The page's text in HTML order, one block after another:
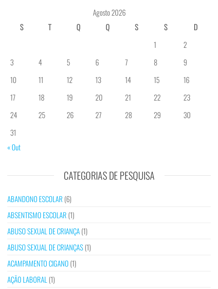
Agosto 2026
S
T Q Q S S
D
1
2
3
4 5 6 7 8
9
10
11 12 13 14 15
16
17
18 19 20 21 22
23
24
25 26 27 28 29
30
31
« Out
CATEGORIAS DE PESQUISA
ABANDONO ESCOLAR (6)
ABSENTISMO ESCOLAR (1)
ABUSO SEXUAL DE CRIANÇA(1)
ABUSO SEXUAL DE CRIANÇAS(1)
ACAMPAMENTO CIGANO (1)
AÇÃO LABORAL (1)